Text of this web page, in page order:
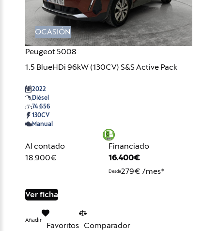
OCASIÓN
Peugeot 5008
1.5 BlueHDi 96kW (130CV) S&S Active Pack
2022
Diésel
74.656
130CV
Manual
Al contado
18.900€
Financiado
16.400€
Desde279€ /mes*
Ver ficha
Añadir
Favoritos Comparador